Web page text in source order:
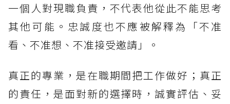
一個人對現職負責，不代表他從此不能思考
其他可能。忠誠度也不應被解釋為「不准
看、不准想、不准接受邀請」。
真正的專業，是在職期間把工作做好；真正
的責任，是面對新的選擇時，誠實評估、妥